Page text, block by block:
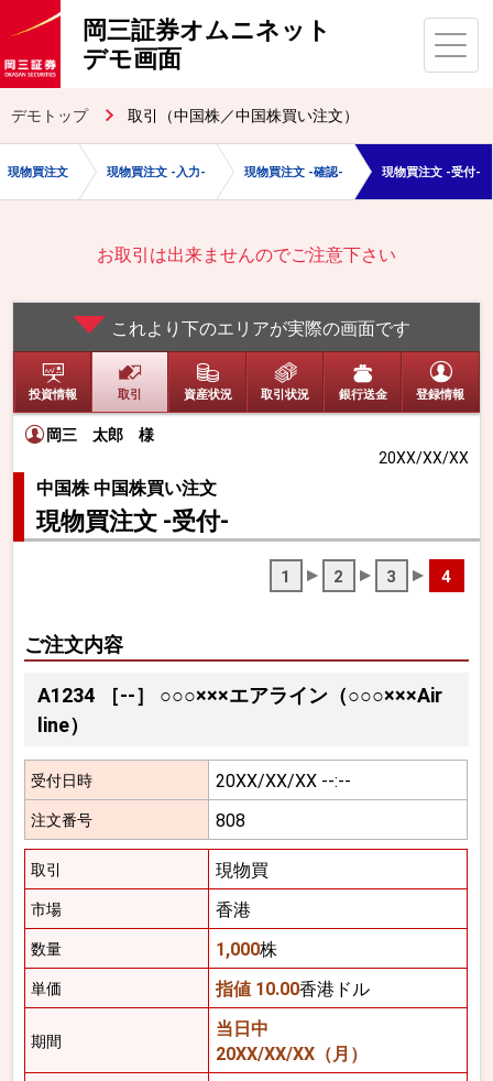
岡三証券オムニネット
デモ画面
デモトップ 取引（中国株／中国株買い注文）
現物買注文 現物買注文 -入力- 現物買注文 -確認- 現物買注文 -受付-
お取引は出来ませんのでご注意下さい
これより下のエリアが実際の画面です
投資情報 取引 資産状況 取引状況 銀行送金 登録情報
岡三 太郎
様
20XX/XX/XX
中国株 中国株買い注文
現物買注文 -受付-
1 2 3 4
ご注文内容
A1234 ［--］
○○○×××エアライン（○○○×××Air
line）
受付日時 20XX/XX/XX --:--
注文番号 808
取引 現物買
市場 香港
数量 1,000株
単価 指値 10.00香港ドル
期間
当日中
20XX/XX/XX（月）